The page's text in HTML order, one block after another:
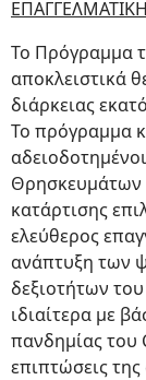
Το Πρόγραμμα
αποκλειστικά
διάρκειας
Το πρόγραμμα
Θρησκευμάτων
κατάρτισης
ελεύθερος
ανάπτυξη των
δεξιοτήτων
ιδιαίτερα με
πανδημίας του
επιπτώσεις